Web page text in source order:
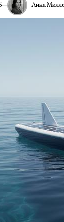
ИА Анна